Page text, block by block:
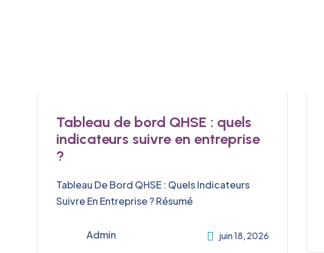
Tableau de bord QHSE : quels
indicateurs suivre en entreprise
?
Tableau De Bord QHSE : Quels Indicateurs
Suivre En Entreprise ? Résumé
Admin juin 18, 2026